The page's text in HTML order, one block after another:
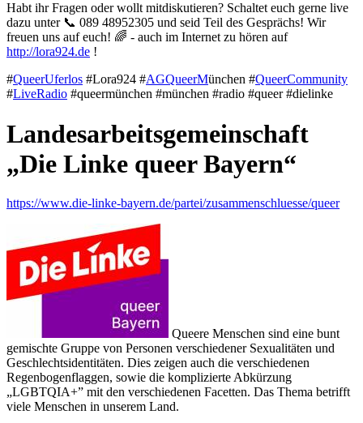
Habt ihr Fragen oder wollt mitdiskutieren? Schaltet euch gerne live
dazu unter 📞 089 48952305 und seid Teil des Gesprächs! Wir
freuen uns auf euch! 🌈 - auch im Internet zu hören auf
http://lora924.de !
#QueerUferlos #Lora924 #AGQueerMünchen #QueerCommunity
#LiveRadio #queermünchen #münchen #radio #queer #dielinke
Landesarbeitsgemeinschaft
„Die Linke queer Bayern“
https://www.die-linke-bayern.de/partei/zusammenschluesse/queer
Queere Menschen sind eine bunt
gemischte Gruppe von Personen verschiedener Sexualitäten und
Geschlechtsidentitäten. Dies zeigen auch die verschiedenen
Regenbogenflaggen, sowie die komplizierte Abkürzung
„LGBTQIA+” mit den verschiedenen Facetten. Das Thema betrifft
viele Menschen in unserem Land.